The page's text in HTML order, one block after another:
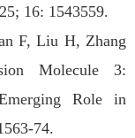
16: 1543559.
F, Liu H, Zhang
Molecule 3:
Role in
74.